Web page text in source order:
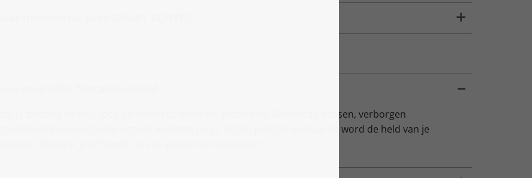
Laat je fantasie de vrije loop en beleef spannende avonturen! Betoverde bossen, verborgen
schateilanden en magische wezens wachten op je. Verzin je eigen verhaal en word de held van je